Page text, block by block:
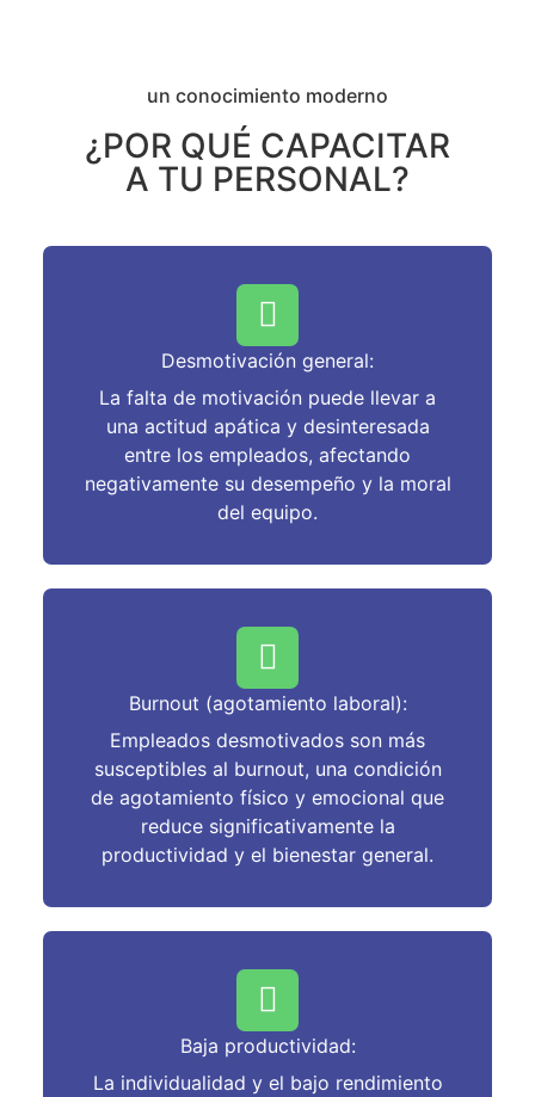
un conocimiento moderno
¿POR QUÉ CAPACITAR
A TU PERSONAL?
Desmotivación general:
La falta de motivación puede llevar a
una actitud apática y desinteresada
entre los empleados, afectando
negativamente su desempeño y la moral
del equipo.
Burnout (agotamiento laboral):
Empleados desmotivados son más
susceptibles al burnout, una condición
de agotamiento físico y emocional que
reduce significativamente la
productividad y el bienestar general.
Baja productividad:
La individualidad y el bajo rendimiento